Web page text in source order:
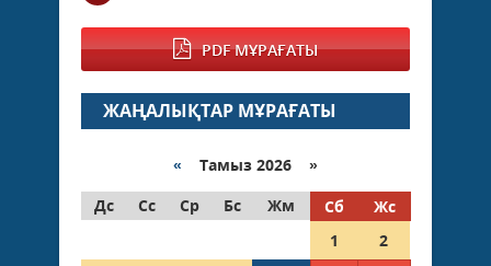
PDF МҰРАҒАТЫ
ЖАҢАЛЫҚТАР МҰРАҒАТЫ
« Тамыз 2026 »
Дс
Сс Ср Бс Жм Сб
Жс
1
2